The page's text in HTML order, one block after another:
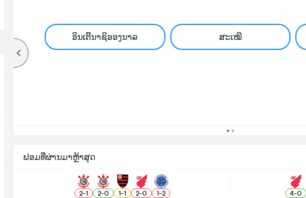
ອິນເຕີີນາຊິອອງນາລ ສະເໝີ
ຟອມທີ່ຜ່ານມາຫຼ້າສຸດ
2-1 2-0 1-1 2-0 1-2 4-0